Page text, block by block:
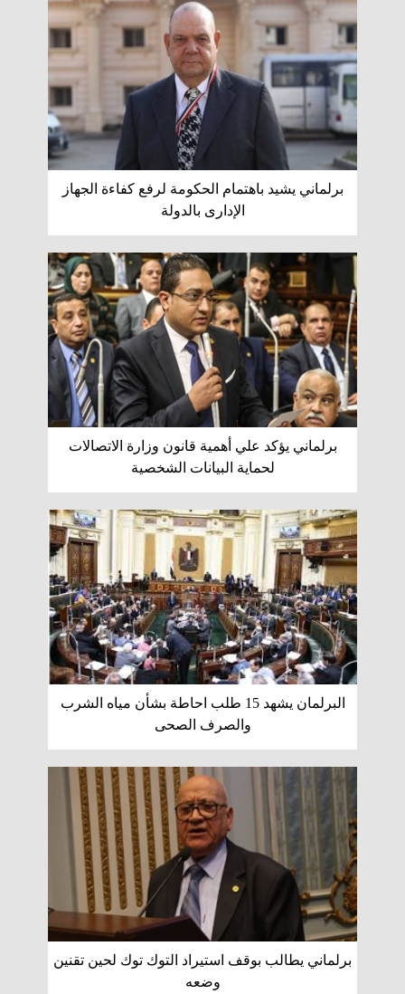
برلماني يشيد باهتمام الحكومة لرفع كفاءة الجهاز
الإدارى بالدولة
برلماني يؤكد علي أهمية قانون وزارة الاتصالات
لحماية البيانات الشخصية
البرلمان يشهد 15 طلب احاطة بشأن مياه الشرب
والصرف الصحى
برلماني يطالب بوقف استيراد التوك توك لحين تقنين
وضعه